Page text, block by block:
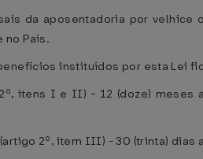
da aposentadoria por
no País.
instituídos por esta Lei
itens I e II) - 12 (doze) meses
2º, item III) - 30 (trinta) dias